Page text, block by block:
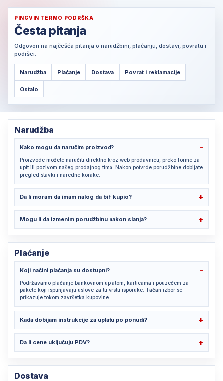
PINGVIN TERMO PODRŠKA
Česta pitanja
Odgovori na najčešća pitanja o narudžbini, plaćanju, dostavi, povratu i
podršci.
Narudžba Plaćanje Dostava Povrat i reklamacije
Ostalo
Narudžba
Kako mogu da naručim proizvod?
Proizvode možete naručiti direktno kroz web prodavnicu, preko forme za
upit ili pozivom našeg prodajnog tima. Nakon potvrde porudžbine dobijate
pregled stavki i naredne korake.
Da li moram da imam nalog da bih kupio?
Mogu li da izmenim porudžbinu nakon slanja?
Plaćanje
Koji načini plaćanja su dostupni?
Podržavamo plaćanje bankovnom uplatom, karticama i pouzećem za
pakete koji ispunjavaju uslove za tu vrstu isporuke. Tačan izbor se
prikazuje tokom završetka kupovine.
Kada dobijam instrukcije za uplatu po ponudi?
Da li cene uključuju PDV?
Dostava